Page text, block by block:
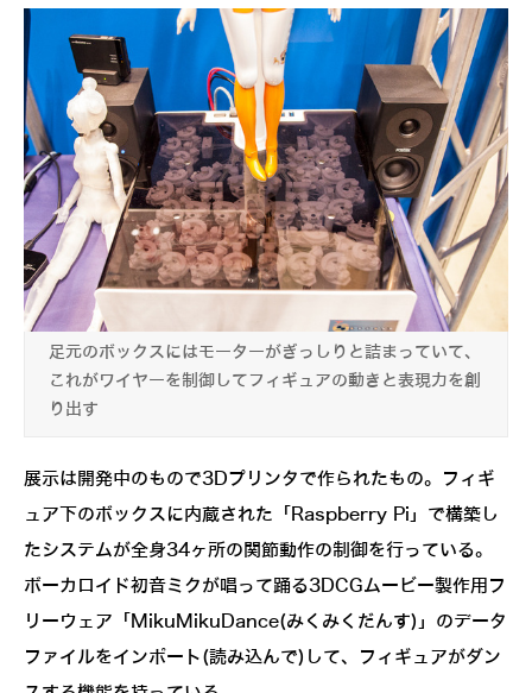
足元のボックスにはモーターがぎっしりと詰まっていて、
これがワイヤーを制御してフィギュアの動きと表現力を創
り出す
展示は開発中のもので3Dプリンタで作られたもの。フィギ
ュア下のボックスに内蔵された「Raspberry Pi」で構築し
たシステムが全身34ヶ所の関節動作の制御を行っている。
ボーカロイド初音ミクが唱って踊る3DCGムービー製作用フ
リーウェア「MikuMikuDance(みくみくだんす)」のデータ
ファイルをインポート(読み込んで)して、フィギュアがダン